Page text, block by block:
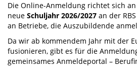
Die Online-Anmeldung richtet sich an
neue Schuljahr 2026/2027 an der
an Betriebe, die Auszubildende
Da wir ab kommendem Jahr mit der
fusionieren, gibt es für die
gemeinsames Anmeldeportal –